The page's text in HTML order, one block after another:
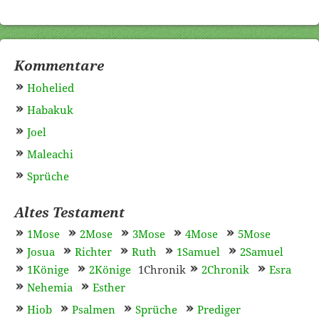
Kommentare
Hohelied
Habakuk
Joel
Maleachi
Sprüche
Altes Testament
1Mose 2Mose 3Mose 4Mose
5Mose
Josua
Richter Ruth 1Samuel
2Samuel
1Könige
2Könige 1Chronik 2Chronik
Esra
Nehemia
Esther
Hiob
Psalmen Sprüche
Prediger